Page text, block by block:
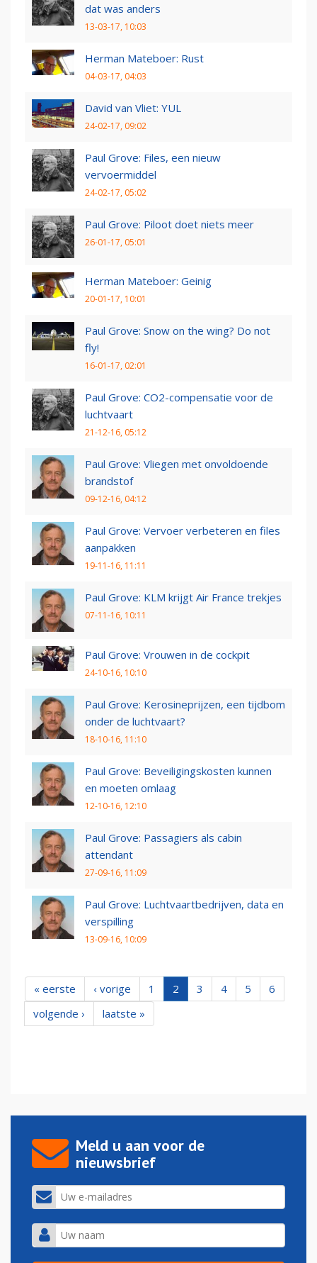
dat was anders
13-03-17, 10:03
Herman Mateboer: Rust
04-03-17, 04:03
David van Vliet: YUL
24-02-17, 09:02
Paul Grove: Files, een nieuw
vervoermiddel
24-02-17, 05:02
Paul Grove: Piloot doet niets meer
26-01-17, 05:01
Herman Mateboer: Geinig
20-01-17, 10:01
Paul Grove: Snow on the wing? Do not
fly!
16-01-17, 02:01
Paul Grove: CO2-compensatie voor de
luchtvaart
21-12-16, 05:12
Paul Grove: Vliegen met onvoldoende
brandstof
09-12-16, 04:12
Paul Grove: Vervoer verbeteren en files
aanpakken
19-11-16, 11:11
Paul Grove: KLM krijgt Air France trekjes
07-11-16, 10:11
Paul Grove: Vrouwen in de cockpit
24-10-16, 10:10
Paul Grove: Kerosineprijzen, een tijdbom
onder de luchtvaart?
18-10-16, 11:10
Paul Grove: Beveiligingskosten kunnen
en moeten omlaag
12-10-16, 12:10
Paul Grove: Passagiers als cabin
attendant
27-09-16, 11:09
Paul Grove: Luchtvaartbedrijven, data en
verspilling
13-09-16, 10:09
« eerste ‹ vorige 1 2 3 4 5
6
volgende ›
laatste »
Meld u aan voor de
nieuwsbrief